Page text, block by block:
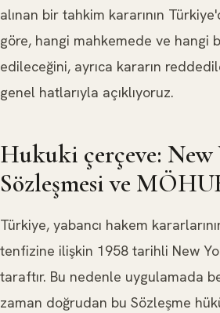
alınan bir tahkim kararının
göre, hangi mahkemede ve hangi
edileceğini, ayrıca kararın
genel hatlarıyla açıklıyoruz.
Hukuki çerçeve: New
Sözleşmesi ve
Türkiye, yabancı hakem
tenfizine ilişkin 1958 tarihli New
taraftır. Bu nedenle uygulamada
zaman doğrudan bu Sözleşme